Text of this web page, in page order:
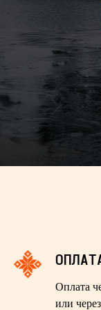
Оплата
или